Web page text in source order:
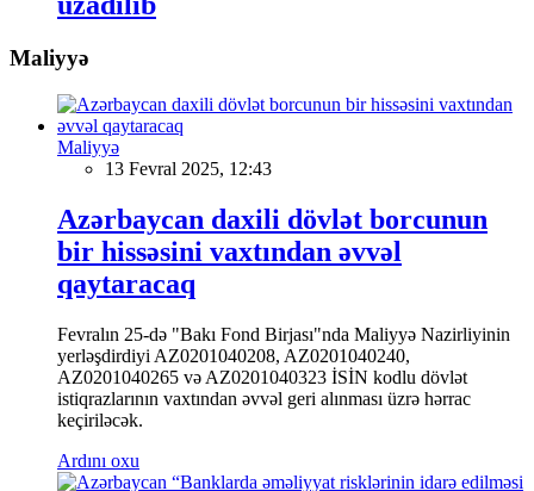
Maliyyə
Maliyyə
13 Fevral 2025, 12:43
Azərbaycan daxili dövlət borcunun
bir hissəsini vaxtından əvvəl
qaytaracaq
Fevralın 25-də "Bakı Fond Birjası"nda Maliyyə Nazirliyinin
yerləşdirdiyi AZ0201040208, AZ0201040240,
AZ0201040265 və AZ0201040323 İSİN kodlu dövlət
istiqrazlarının vaxtından əvvəl geri alınması üzrə hərrac
keçiriləcək.
Ardını oxu